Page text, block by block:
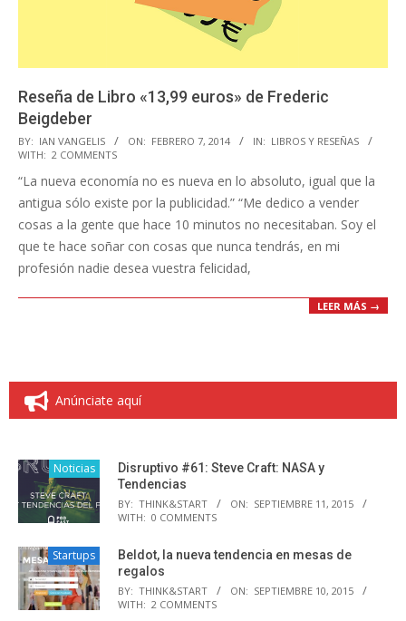
Reseña de Libro «13,99 euros» de Frederic
Beigdeber
2014-
02-
07
BY: IAN VANGELIS ON: FEBRERO 7, 2014 IN: LIBROS Y RESEÑAS
WITH: 2 COMMENTS
“La nueva economía no es nueva en lo absoluto, igual que la
antigua sólo existe por la publicidad.” “Me dedico a vender
cosas a la gente que hace 10 minutos no necesitaban. Soy el
que te hace soñar con cosas que nunca tendrás, en mi
profesión nadie desea vuestra felicidad,
LEER MÁS →
Anúnciate aquí
Noticias
Disruptivo #61: Steve Craft: NASA y
Tendencias
BY: THINK&START ON: SEPTIEMBRE 11, 2015
WITH: 0 COMMENTS
Startups
Beldot, la nueva tendencia en mesas de
regalos
BY: THINK&START ON: SEPTIEMBRE 10, 2015
WITH: 2 COMMENTS